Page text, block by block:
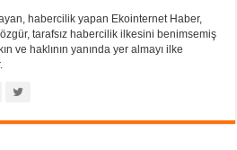
habercilik yapan Ekointernet Haber,
özgür, tarafsız habercilik ilkesini benimsemiş
ve haklının yanında yer almayı ilke